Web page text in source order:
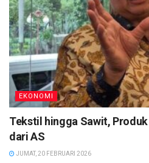
EKONOMI
Tekstil hingga Sawit, Produk
dari AS
JUMAT, 20 FEBRUARI 2026